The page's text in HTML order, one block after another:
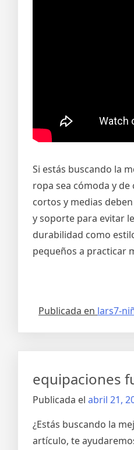
Si estás buscando la
ropa sea cómoda y
cortos y medias
y soporte para evitar
durabilidad como
pequeños a practicar
Publicada en lars7-
equipaciones
Publicada el abril 21,
¿Estás buscando la
artículo, te